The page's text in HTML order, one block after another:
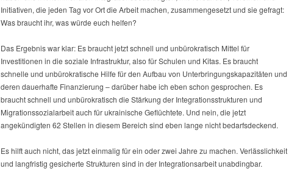
Initiativen, die jeden Tag vor Ort die Arbeit machen, zusammengesetzt und sie gefragt:
Was braucht ihr, was würde euch helfen?
Das Ergebnis war klar: Es braucht jetzt schnell und unbürokratisch Mittel für
Investitionen in die soziale Infrastruktur, also für Schulen und Kitas. Es braucht
schnelle und unbürokratische Hilfe für den Aufbau von Unterbringungskapazitäten und
deren dauerhafte Finanzierung – darüber habe ich eben schon gesprochen. Es
braucht schnell und unbürokratisch die Stärkung der Integrationsstrukturen und
Migrationssozialarbeit auch für ukrainische Geflüchtete. Und nein, die jetzt
angekündigten 62 Stellen in diesem Bereich sind eben lange nicht bedarfsdeckend.
Es hilft auch nicht, das jetzt einmalig für ein oder zwei Jahre zu machen. Verlässlichkeit
und langfristig gesicherte Strukturen sind in der Integrationsarbeit unabdingbar.